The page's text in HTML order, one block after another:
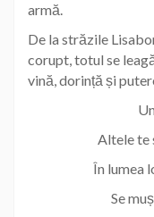
armă.
De la străzile
corupt, totul se
vină, dorință și
Altele te
În lumea
Se